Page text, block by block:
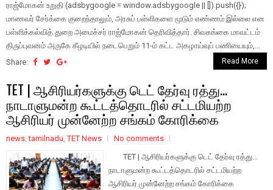
ராஜ்மோகன் உறுதி (adsbygoogle = window.adsbygoogle || []).push({}); ​
மாணவர் சேர்க்கை குறைந்​தா​லும், அரசுப் பள்​ளி​களை மூடும் எண்​ணம் இல்லை என
பள்​ளிக்கல்​வித் துறை அமைச்​சர் ராஜ்மோகன் தெரி​வித்​தார். சிவகங்கை மாவட்​டம்
திருப்​புவனம் அருகே கீழடி​யில் நடை​பெறும் 11-ம் கட்ட அகழாய்​வுப் பணி​யை​யும்,...
Share:
Read More
TET | ஆசிரியர்களுக்கு டெட் தேர்வு ரத்து...
நாடாளுமன்ற கூட்டத்தொடரில் சட்டமியற்ற
ஆசிரியர் முன்னேற்ற சங்கம் கோரிக்கை
news,tamilnadu,TET News
No comments
TET | ஆசிரியர்களுக்கு டெட் தேர்வு ரத்து...
நாடாளுமன்ற கூட்டத்தொடரில் சட்டமியற்ற
ஆசிரியர் முன்னேற்ற சங்கம் கோரிக்கை